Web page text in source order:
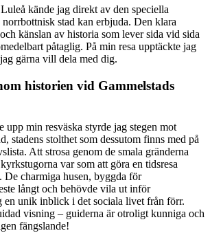
kände jag direkt av den speciella
norrbottnisk stad kan erbjuda. Den klara
känslan av historia som lever sida vid sida
påtaglig. På min resa upptäckte jag
gärna vill dela med dig.
historien vid Gammelstads
upp min resväska styrde jag stegen mot
stadens stolthet som dessutom finns med på
Att strosa genom de smala gränderna
var som att göra en tidsresa
charmiga husen, byggda för
långt och behövde vila ut inför
en unik inblick i det sociala livet från förr.
visning – guiderna är otroligt kunniga och
fängslande!